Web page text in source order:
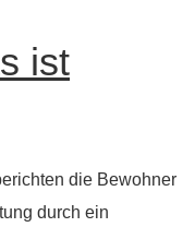
ist
die Bewohner
durch ein